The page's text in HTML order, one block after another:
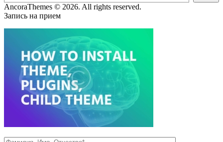
AncoraThemes © 2026. All rights reserved.
Запись на прием